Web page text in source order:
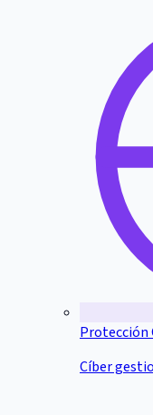
Protección
Cíber